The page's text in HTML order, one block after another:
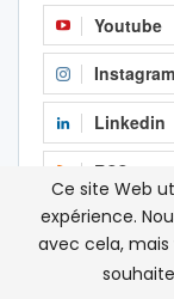
Youtube
Instagram
Linkedin
RSS
Facebook
Ce site Web
expérience.
avec cela, mais